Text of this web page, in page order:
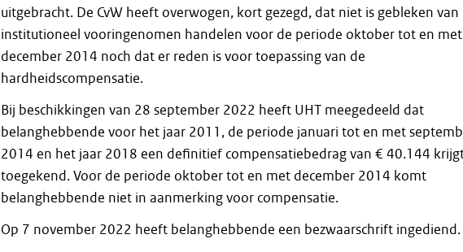
uitgebracht. De CvW heeft overwogen, kort gezegd, dat niet is gebleken van
institutioneel vooringenomen handelen voor de periode oktober tot en met
december 2014 noch dat er reden is voor toepassing van de
hardheidscompensatie.
Bij beschikkingen van 28 september 2022 heeft UHT meegedeeld dat
belanghebbende voor het jaar 2011, de periode januari tot en met
2014 en het jaar 2018 een definitief compensatiebedrag van € 40.144
toegekend. Voor de periode oktober tot en met december 2014 komt
belanghebbende niet in aanmerking voor compensatie.
Op 7 november 2022 heeft belanghebbende een bezwaarschrift ingediend.